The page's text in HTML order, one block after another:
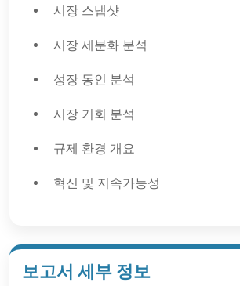
시장 스냅샷
시장 세분화 분석
성장 동인 분석
시장 기회 분석
규제 환경 개요
혁신 및 지속가능성
보고서 세부 정보